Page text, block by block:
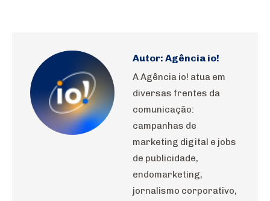
Autor: Agência io!
A Agência io! atua em
diversas frentes da
comunicação:
campanhas de
marketing digital e jobs
de publicidade,
endomarketing,
jornalismo corporativo,